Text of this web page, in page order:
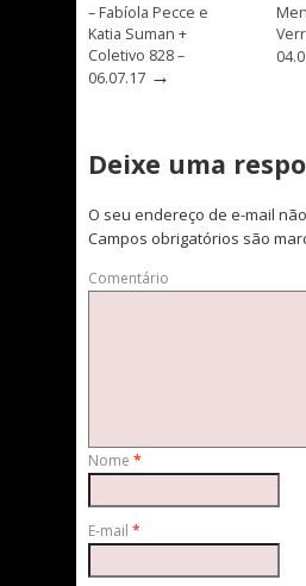
– Fabíola Pecce e
Katia Suman +
Coletivo 828 –
06.07.17 →
Deixe uma
O seu endereço de e-mail
Campos obrigatórios são
Comentário
Nome *
E-mail *